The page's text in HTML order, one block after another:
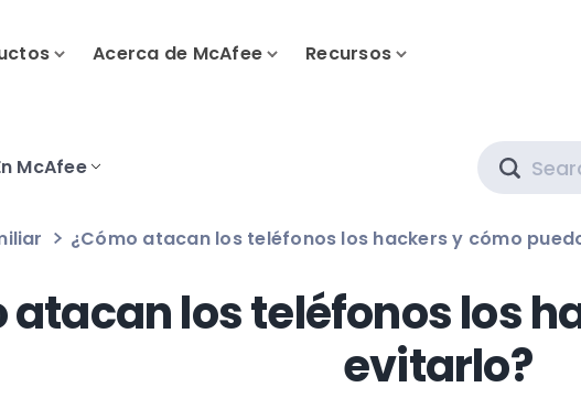
Acerca de McAfee Recursos
McAfee
¿Cómo atacan los teléfonos los hackers y cómo
atacan los teléfonos los
evitarlo?